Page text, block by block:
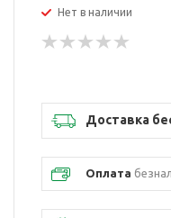
Нет в наличии
Доставка
Оплата